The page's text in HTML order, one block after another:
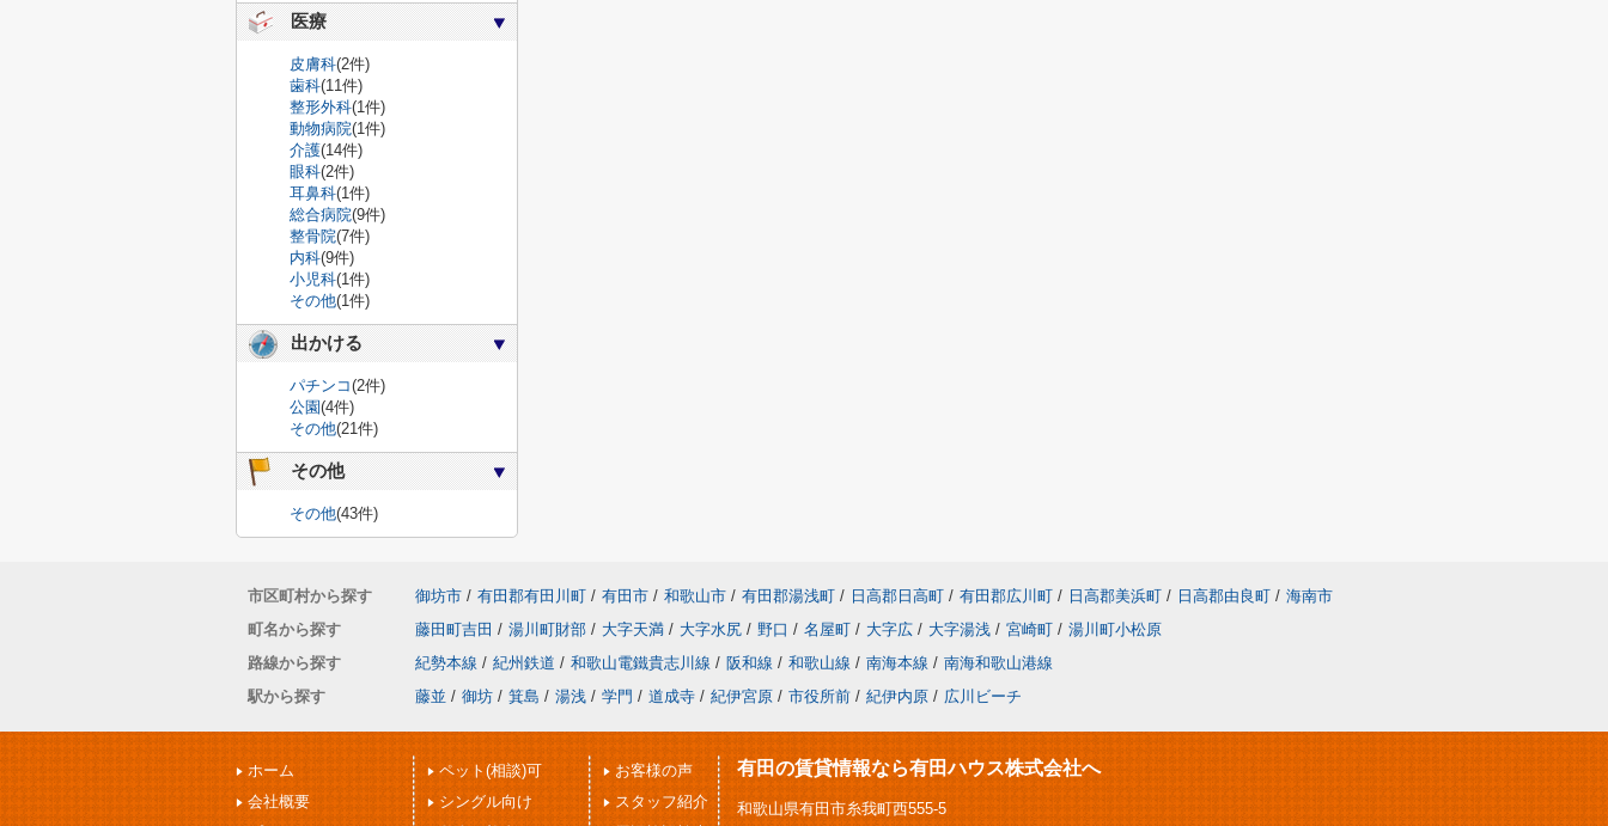
医療
皮膚科(2件)
歯科(11件)
整形外科(1件)
動物病院(1件)
介護(14件)
眼科(2件)
耳鼻科(1件)
総合病院(9件)
整骨院(7件)
内科(9件)
小児科(1件)
その他(1件)
出かける
パチンコ(2件)
公園(4件)
その他(21件)
その他
その他(43件)
市区町村から探す 御坊市 / 有田郡有田川町 / 有田市 / 和歌山市 / 有田郡湯浅町 / 日高郡日高町 / 有田郡広川町 / 日高郡美浜町 / 日高郡由良町 / 海南市
町名から探す
藤田町吉田 / 湯川町財部 / 大字天満 / 大字水尻 / 野口 / 名屋町 / 大字広 / 大字湯浅 / 宮崎町 / 湯川町小松原
路線から探す
紀勢本線 / 紀州鉄道 / 和歌山電鐵貴志川線 / 阪和線 / 和歌山線 / 南海本線 / 南海和歌山港線
駅から探す
藤並 / 御坊 / 箕島 / 湯浅 / 学門 / 道成寺 / 紀伊宮原 / 市役所前 / 紀伊内原 / 広川ビーチ
ホーム
会社概要
ペット(相談)可
シングル向け
お客様の声
スタッフ紹介
有田の賃貸情報なら有田ハウス株式会社へ
和歌山県有田市糸我町西555-5